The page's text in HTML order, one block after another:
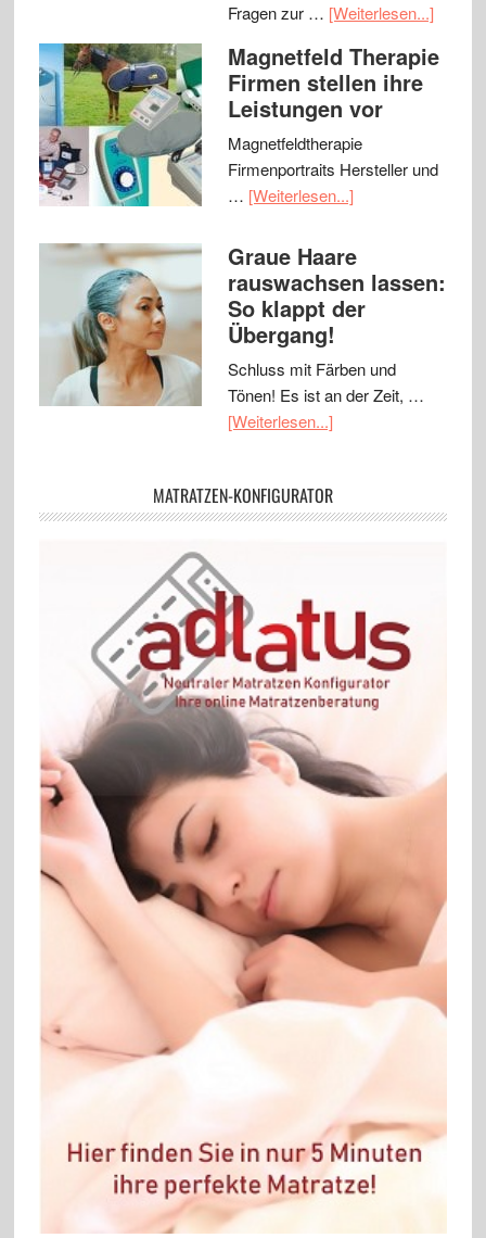
Fragen zur … [Weiterlesen...]
Magnetfeld Therapie
Firmen stellen ihre
Leistungen vor
Magnetfeldtherapie
Firmenportraits Hersteller und
… [Weiterlesen...]
Graue Haare
rauswachsen lassen:
So klappt der
Übergang!
Schluss mit Färben und
Tönen! Es ist an der Zeit, …
[Weiterlesen...]
MATRATZEN-KONFIGURATOR